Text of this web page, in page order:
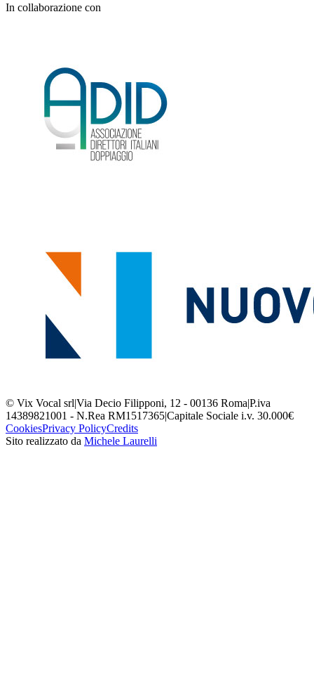
In collaborazione con
© Vix Vocal srl|Via Decio Filipponi, 12 - 00136 Roma|P.iva
14389821001 - N.Rea RM1517365|Capitale Sociale i.v. 30.000€
CookiesPrivacy PolicyCredits
Sito realizzato da Michele Laurelli